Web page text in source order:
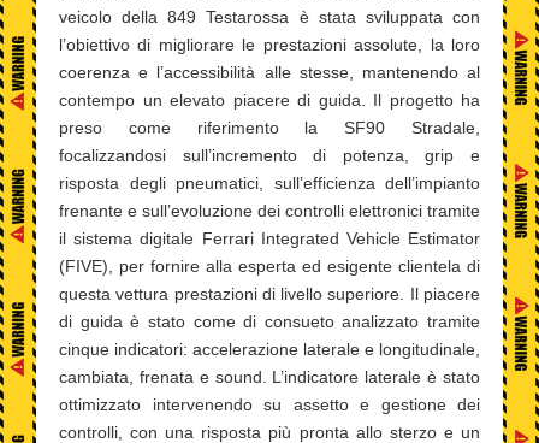
veicolo della 849 Testarossa è stata sviluppata con
l’obiettivo di migliorare le prestazioni assolute, la loro
coerenza e l’accessibilità alle stesse, mantenendo al
contempo un elevato piacere di guida. Il progetto ha
preso come riferimento la SF90 Stradale,
focalizzandosi sull’incremento di potenza, grip e
risposta degli pneumatici, sull’efficienza dell’impianto
frenante e sull’evoluzione dei controlli elettronici tramite
il sistema digitale Ferrari Integrated Vehicle Estimator
(FIVE), per fornire alla esperta ed esigente clientela di
questa vettura prestazioni di livello superiore. Il piacere
di guida è stato come di consueto analizzato tramite
cinque indicatori: accelerazione laterale e longitudinale,
cambiata, frenata e sound. L’indicatore laterale è stato
ottimizzato intervenendo su assetto e gestione dei
controlli, con una risposta più pronta allo sterzo e un